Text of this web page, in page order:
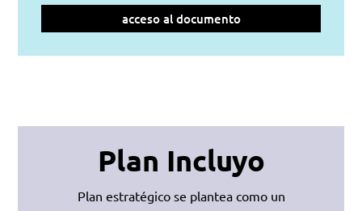
acceso al documento
Plan Incluyo
Plan estratégico se plantea como un